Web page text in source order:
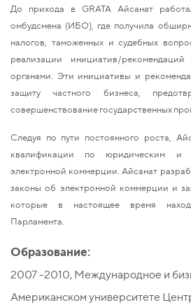
До прихода в GRATA Айсанат
омбудсмена (ИБО), где получила
налогов, таможенных и судебных
реализации инициатив/
органами. Эти инициативы и
защиту частного бизнеса,
совершенствование государственных
Следуя по пути постоянного роста,
квалификации по юридическим и
электронной коммерции. Айсанат
законы об электронной коммерции и
которые в настоящее время
Парламента.
Образование:
2007 -2010, Международное и
Американском университете